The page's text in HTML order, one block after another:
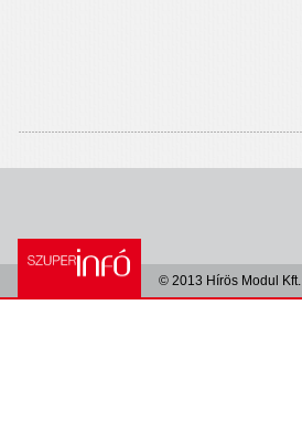
© 2013 Hírös Modul Kft.